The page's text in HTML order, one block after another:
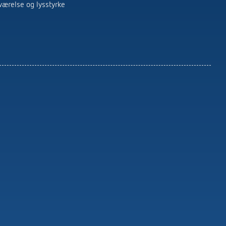
Fjernkontroller Detektorer / spotlights
og lysstyrke